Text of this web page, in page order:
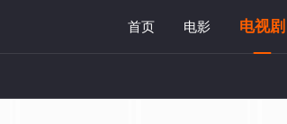
首页 电影 电视剧